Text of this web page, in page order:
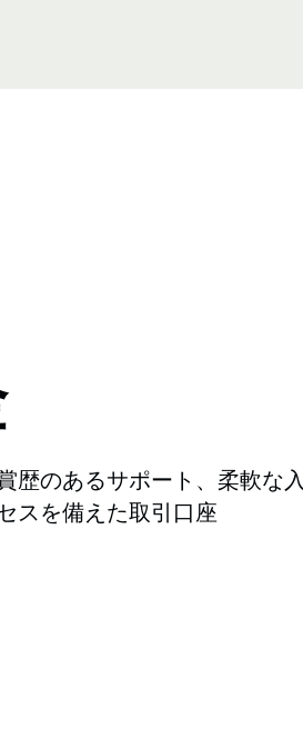
歴のあるサポート、柔軟な入
スを備えた取引口座